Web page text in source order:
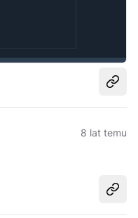
8 lat temu